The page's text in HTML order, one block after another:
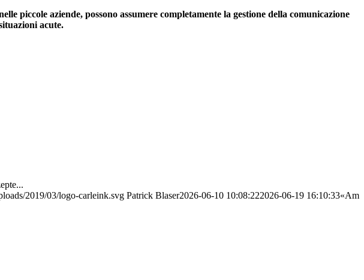
piccole aziende, possono assumere completamente la gestione della comunicazione
acute.
2019/03/logo-carleink.svg Patrick Blaser2026-06-10 10:08:222026-06-19 16:10:33«Am